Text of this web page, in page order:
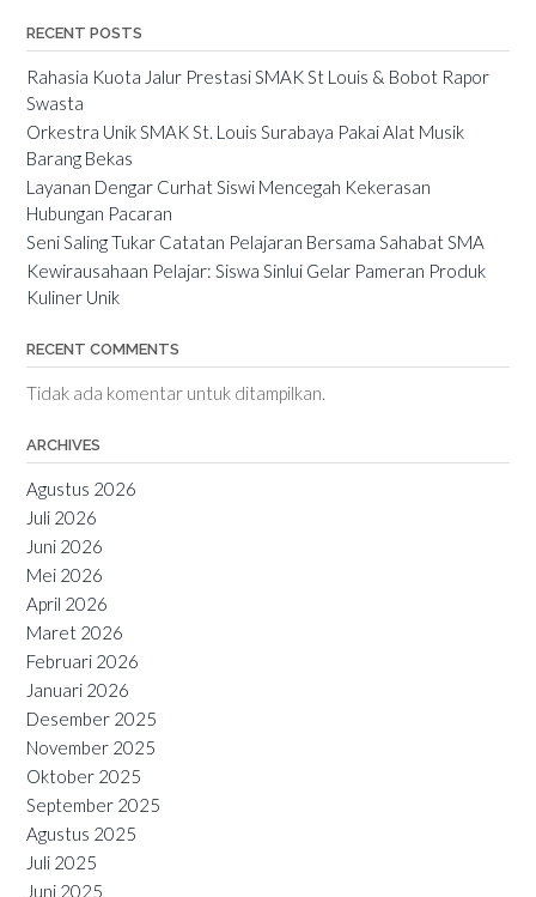
RECENT POSTS
Rahasia Kuota Jalur Prestasi SMAK St Louis & Bobot Rapor
Swasta
Orkestra Unik SMAK St. Louis Surabaya Pakai Alat Musik
Barang Bekas
Layanan Dengar Curhat Siswi Mencegah Kekerasan
Hubungan Pacaran
Seni Saling Tukar Catatan Pelajaran Bersama Sahabat SMA
Kewirausahaan Pelajar: Siswa Sinlui Gelar Pameran Produk
Kuliner Unik
RECENT COMMENTS
Tidak ada komentar untuk ditampilkan.
ARCHIVES
Agustus 2026
Juli 2026
Juni 2026
Mei 2026
April 2026
Maret 2026
Februari 2026
Januari 2026
Desember 2025
November 2025
Oktober 2025
September 2025
Agustus 2025
Juli 2025
Juni 2025